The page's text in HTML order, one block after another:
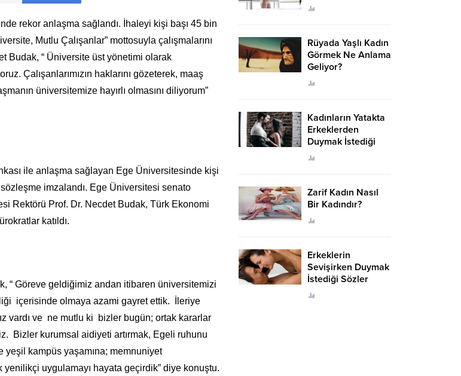
rekor anlaşma sağlandı. İhaleyi kişi başı 45 bin
Mutlu Çalışanlar” mottosuyla çalışmalarını
Budak, “ Üniversite üst yönetimi olarak
Çalışanlarımızın haklarını gözeterek, maaş
üniversitemize hayırlı olmasını diliyorum”
ile anlaşma sağlayan Ege Üniversitesinde kişi
imzalandı. Ege Üniversitesi senato
Rektörü Prof. Dr. Necdet Budak, Türk Ekonomi
katıldı.
“ Göreve geldiğimiz andan itibaren üniversitemizi
içerisinde olmaya azami gayret ettik. İleriye
vardı ve ne mutlu ki bizler bugün; ortak kararlar
Bizler kurumsal aidiyeti artırmak, Egeli ruhunu
kampüs yaşamına; memnuniyet
yenilikçi uygulamayı hayata geçirdik” diye konuştu.
Rüyada Yaşlı Kadın
Görmek Ne Anlama
Geliyor?
Kadınların Yatakta
Erkeklerden
Duymak İstediği
Sözler
Zarif Kadın Nasıl
Bir Kadındır?
Erkeklerin
Sevişirken Duymak
İstediği Sözler
Neler?